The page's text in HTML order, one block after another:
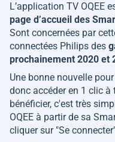
L’application TV OQEE
page d’accueil des
Sont concernées par
connectées Philips des
prochainement 2020 et
Une bonne nouvelle
donc accéder en 1 clic à
bénéficier, c'est très
OQEE à partir de sa
cliquer sur "Se